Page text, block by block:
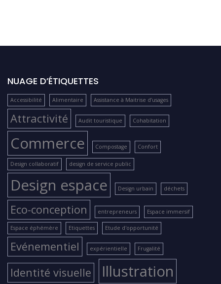
NUAGE D’ÉTIQUETTES
Accessibilité Alimentaire Assistance à Maitrise d’usages
Attractivité Audit touristique Cohabitation
Commerce Compostage Confort
Design collaboratif design de service public
Design espace Design urbain déchets
Eco-conception entrepreneurs Espace immersif
Espace éphémère Etiquettes Etude d'opportunité
Evénementiel expérientielle Frugalité
Identité visuelle Illustration